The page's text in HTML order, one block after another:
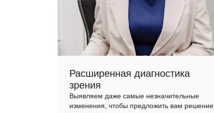
Расширенная диагностика
зрения
Выявляем даже самые незначительные
изменения, чтобы предложить вам решение